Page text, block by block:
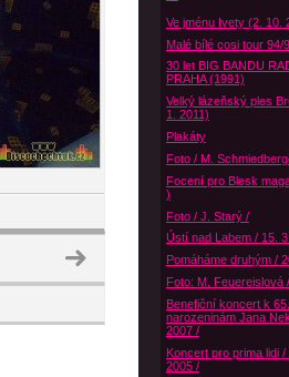
Ve jménu Ivety (2. 10.
Malé bílé cosi tour 94/
30 let BIG BANDU
PRAHA (1991)
Velký lázeňský ples
1. 2011)
Plakáty
Foto / M.
Focení pro Blesk
)
Foto / J. Starý /
Ústí nad Labem / 15.
Pomáháme druhým /
Foto: M. Feuereislová
Benefiční koncert k
narozeninám Jana
2007 /
Koncert pro prima lidi
2005 /